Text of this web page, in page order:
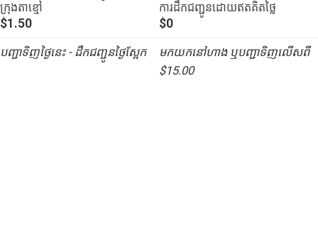
ក្រុងតាខ្មៅ
$1.50
បញ្ជាទិញថ្ងៃនេះ - ដឹកជញ្ជូនថ្ងៃស្អែក
ការដឹកជញ្ជូនដោយឥតគិតថ្លៃ
$0
មកយកនៅហាង ឬបញ្ជាទិញលើសពី
$15.00